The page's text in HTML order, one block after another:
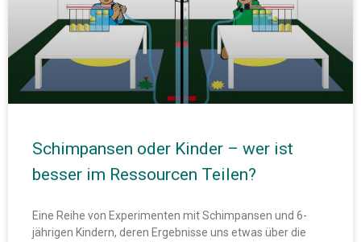
Schimpansen oder Kinder – wer ist
besser im Ressourcen Teilen?
Eine Reihe von Experimenten mit Schimpansen und 6-
jährigen Kindern, deren Ergebnisse uns etwas über die